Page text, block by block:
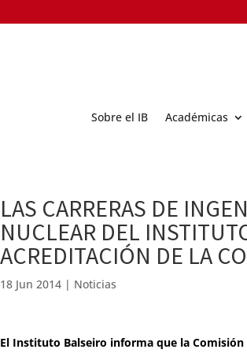
Sobre el IB Académicas
LAS CARRERAS DE
NUCLEAR DEL
ACREDITACIÓN DE LA
18 Jun 2014 | Noticias
El Instituto Balseiro informa que la